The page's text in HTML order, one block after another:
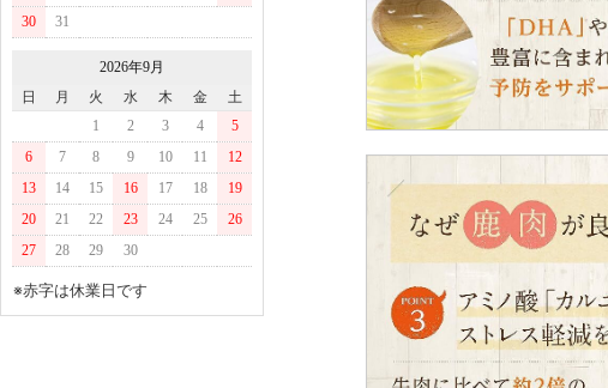
30
31
2026年9月
日
月 火 水 木 金
土
1
2 3 4
5
6
7 8 9 10 11
12
13
14 15 16 17 18
19
20
21 22 23 24 25
26
27
28 29 30
※赤字は休業日です